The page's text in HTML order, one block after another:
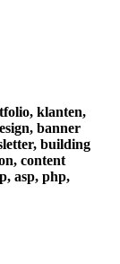
klanten,
banner
building
content
asp, php,